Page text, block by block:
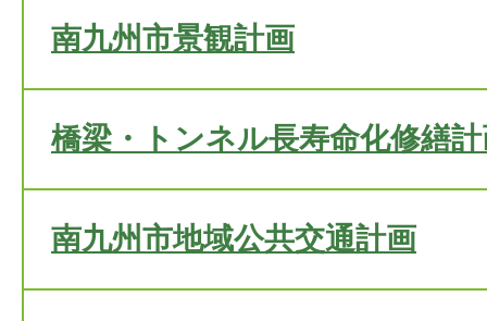
南九州市景観計画
橋梁・トンネル長寿命化修繕
南九州市地域公共交通計画